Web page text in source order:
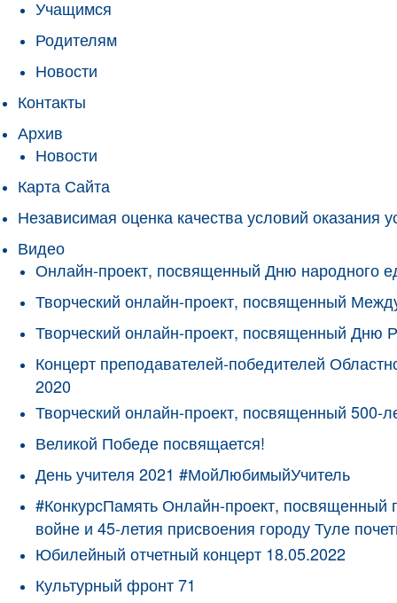
Учащимся
Родителям
Новости
Контакты
Архив
Новости
Карта Сайта
Независимая оценка качества условий оказания
Видео
Онлайн-проект, посвященный Дню народного
Творческий онлайн-проект, посвященный
Творческий онлайн-проект, посвященный Дню
Концерт преподавателей-победителей
2020
Творческий онлайн-проект, посвященный 500-
Великой Победе посвящается!
День учителя 2021 #МойЛюбимыйУчитель
#КонкурсПамять Онлайн-проект,
войне и 45-летия присвоения городу Туле
Юбилейный отчетный концерт 18.05.2022
Культурный фронт 71